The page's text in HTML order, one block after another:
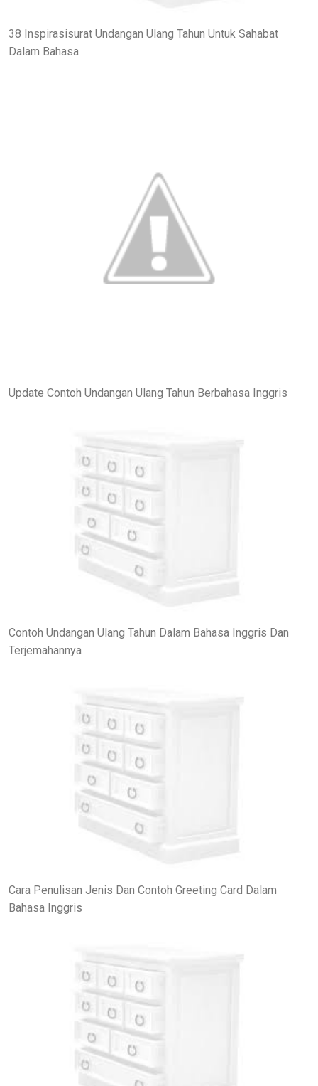
38 Inspirasisurat Undangan Ulang Tahun Untuk Sahabat
Dalam Bahasa
Update Contoh Undangan Ulang Tahun Berbahasa Inggris
Contoh Undangan Ulang Tahun Dalam Bahasa Inggris Dan
Terjemahannya
Cara Penulisan Jenis Dan Contoh Greeting Card Dalam
Bahasa Inggris